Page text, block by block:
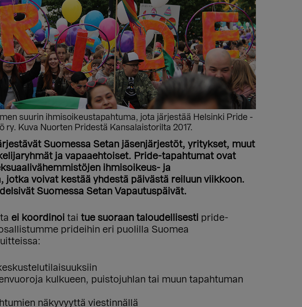
suurin ihmisoikeustapahtuma, jota järjestää Helsinki Pride -
ry. Kuva Nuorten Pridestä Kansalaistorilta 2017.
Suomessa Setan jäsenjärjestöt, yritykset, muut
ja vapaaehtoiset. Pride-tapahtumat ovat
ihmisoikeus- ja
jotka voivat kestää yhdestä päivästä reiluun viikkoon.
Suomessa Setan Vapautuspäivät.
ei koordinoi tai tue suoraan taloudellisesti pride-
prideihin eri puolilla Suomea
kulkueen, puistojuhlan tai muun tapahtuman
näkyvyyttä viestinnällä